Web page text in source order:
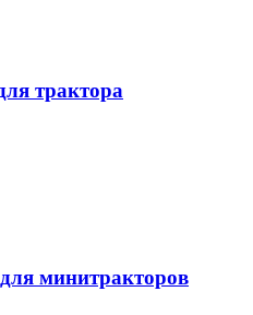
трактора
минитракторов